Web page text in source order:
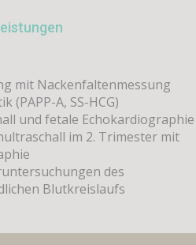
mit Nackenfaltenmessung
(PAPP-A, SS-HCG)
und fetale Echokardiographie
im 2. Trimester mit
des
Blutkreislaufs